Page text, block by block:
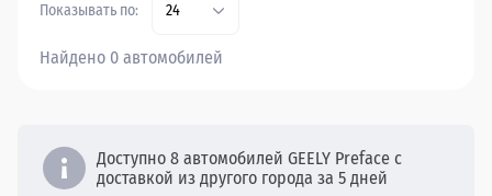
Показывать по: 24
Найдено 0 автомобилей
Доступно 8 автомобилей GEELY Preface с
доставкой из другого города за 5 дней